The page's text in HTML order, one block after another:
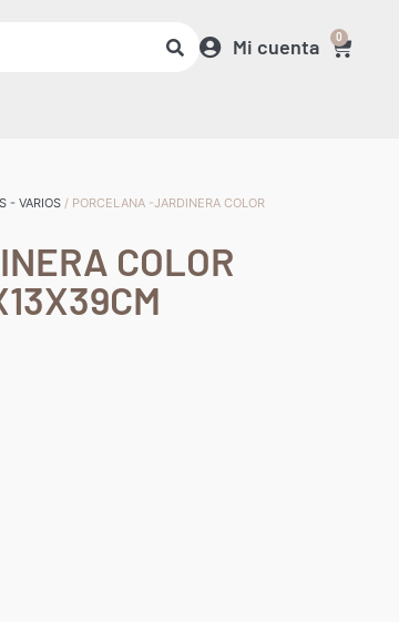
Mi cuenta 0
- VARIOS / PORCELANA -JARDINERA COLOR
COLOR